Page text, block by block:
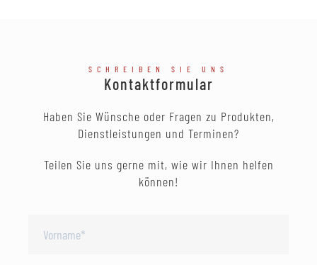
SCHREIBEN SIE UNS
Kontaktformular
Haben Sie Wünsche oder Fragen zu Produkten,
Dienstleistungen und Terminen?
Teilen Sie uns gerne mit, wie wir Ihnen helfen
können!